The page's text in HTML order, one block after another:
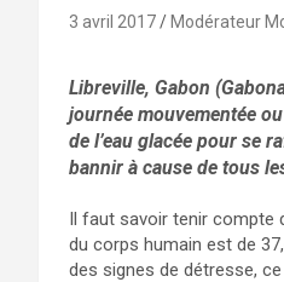
3 avril 2017 Modérateur
Libreville, Gabon
journée mouvementée
de l’eau glacée pour se
bannir à cause de tous
Il faut savoir tenir compte
du corps humain est de
des signes de détresse,